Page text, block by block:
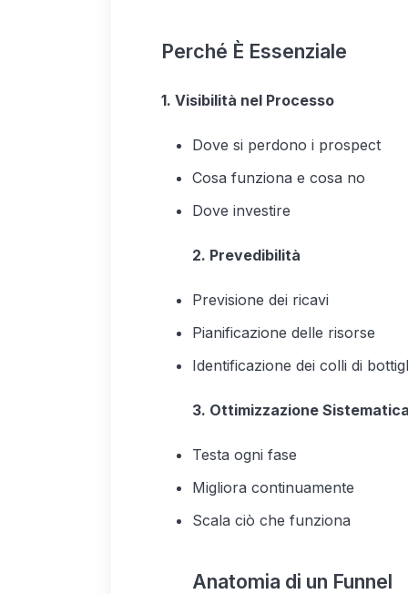
Perché È Essenziale
1. Visibilità nel Processo
Dove si perdono i prospect
Cosa funziona e cosa no
Dove investire
2. Prevedibilità
Previsione dei ricavi
Pianificazione delle risorse
Identificazione dei colli di
3. Ottimizzazione
Testa ogni fase
Migliora continuamente
Scala ciò che funziona
Anatomia di un Funnel